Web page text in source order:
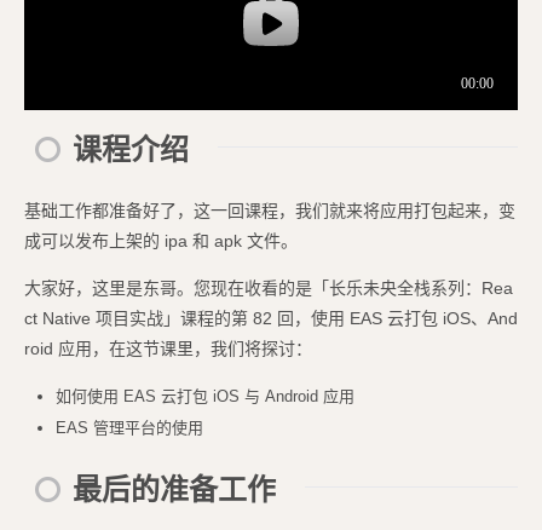
课程介绍
基础工作都准备好了，这一回课程，我们就来将应用打包起来，变
成可以发布上架的 ipa 和 apk 文件。
大家好，这里是东哥。您现在收看的是「长乐未央全栈系列：Rea
ct Native 项目实战」课程的第 82 回，使用 EAS 云打包 iOS、And
roid 应用，在这节课里，我们将探讨：
如何使用 EAS 云打包 iOS 与 Android 应用
EAS 管理平台的使用
最后的准备工作